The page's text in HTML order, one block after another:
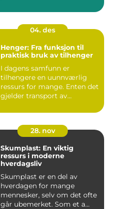
04. des
Henger: Fra funksjon til
praktisk bruk av tilhenger
I dagens samfunn er
tilhengere en uunnværlig
ressurs for mange. Enten det
gjelder transport av...
28. nov
Skumplast: En viktig
ressurs i moderne
hverdagsliv
Skumplast er en del av
hverdagen for mange
mennesker, selv om det ofte
går ubemerket. Som et a...